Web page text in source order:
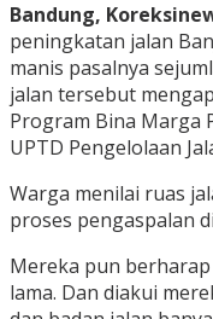
Bandung,
peningkatan jalan
manis pasalnya
jalan tersebut
Program Bina Marga
UPTD Pengelolaan
Warga menilai ruas
proses pengaspalan
Mereka pun
lama. Dan diakui